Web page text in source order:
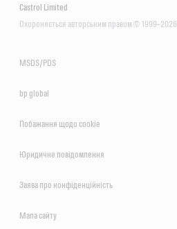
Castrol Limited
Охороняється авторським правом © 1999–2026
MSDS/PDS
bp global
Побажання щодо сookie
Юридичне повідомлення
Заява про конфіденційність
Мапа сайту